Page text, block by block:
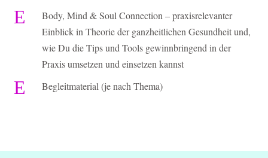
E
Body, Mind & Soul Connection – praxisrelevanter
Einblick in Theorie der ganzheitlichen Gesundheit und,
wie Du die Tips und Tools gewinnbringend in der
Praxis umsetzen und einsetzen kannst
E Begleitmaterial (je nach Thema)